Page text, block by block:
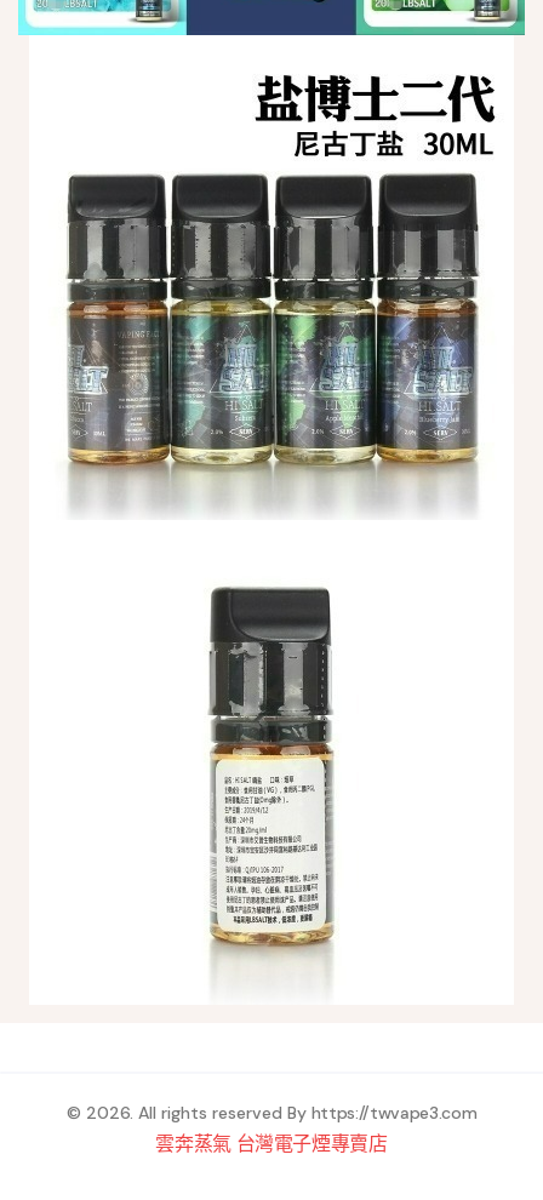
© 2026. All rights reserved By https://twvape3.com
雲奔蒸氣 台灣電子煙專賣店